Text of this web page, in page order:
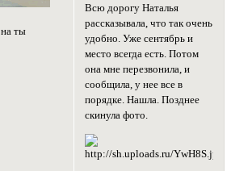
на ты
Всю дорогу Наталья
рассказывала, что так очень
удобно. Уже сентябрь и
место всегда есть. Потом
она мне перезвонила, и
сообщила, у нее все в
порядке. Нашла. Позднее
скинула фото.